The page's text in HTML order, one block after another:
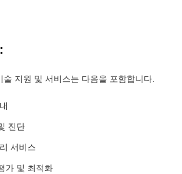
술 지원 및 서비스는 다음을 포함합니다.
진단
서비스
가 및 최적화